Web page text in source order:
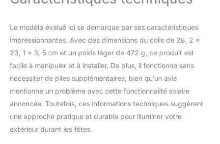
(source d'alimentation
l'attention de jour comme de
nuit, faisant de votre cour un
radieux. Illuminez votre cour
avant et célébrez les mois
d'hiver avec une famille de
cerfs lumineux, permettez
aux passants d'admirer leur
beauté et leur charme.
【Décorations de Noël】 Cet
Le modèle évalué ici se démarque par ses caractéristiques
impressionnantes. Avec des dimensions du colis de 28, 2 x
23, 1 x 3, 5 cm et un poids léger de 472 g, ce produit est
facile à manipuler et à installer. De plus, il fonctionne sans
nécessiter de piles supplémentaires, bien qu’un avis
mentionne un problème avec cette fonctionnalité solaire
annoncée. Toutefois, ces informations techniques suggèrent
une approche pratique et durable pour illuminer votre
extérieur durant les fêtes.